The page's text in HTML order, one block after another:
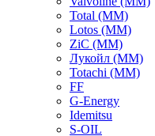
Total (ММ)
Lotos (ММ)
ZiC (ММ)
Лукойл (ММ)
Totachi (MM)
FF
G-Energy
Idemitsu
S-OIL